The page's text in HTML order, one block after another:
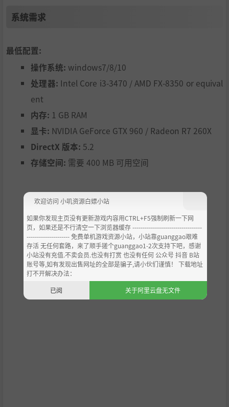
系统需求
最低配置:
操作系统: windows7/8/10
处理器: Intel Core i3-3470 / AMD FX-8350 or equival
ent
内存: 1 GB RAM
显卡: NVIDIA GeForce GTX 960 / Radeon R7 260X
DirectX 版本: 5.2
存储空间: 需要 400 MB 可用空间
欢迎访问 小叽资源白嫖小站
如果你发现主页没有更新游戏内容用CTRL+F5强制刷新一下网
页，如果还是不行清空一下浏览器缓存 ----------------------------------
--------------------- 免费单机游戏资源小站，小站靠guanggao艰难
存活 无任何套路，来了顺手搓个guanggao1-2次支持下吧，感谢
小站没有充值.不卖会员.也没有打赏 也没有任何 公众号 抖音 B站
账号等,如有发现出售网址的全部是骗子,请小伙们谨慎！ 下载地址
打不开解决办法：
已阅
关于阿里云盘无文件